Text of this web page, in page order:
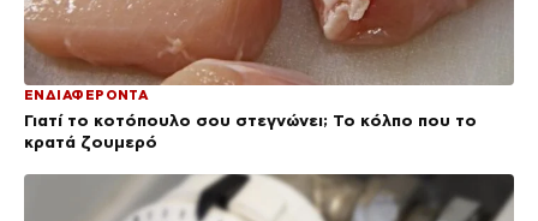
ΕΝΔΙΑΦΕΡΟΝΤΑ
Γιατί το κοτόπουλο σου στεγνώνει; Το κόλπο που το
κρατά ζουμερό